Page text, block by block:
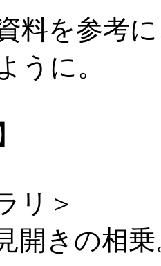
料を参考
うに。
リ＞
開きの相